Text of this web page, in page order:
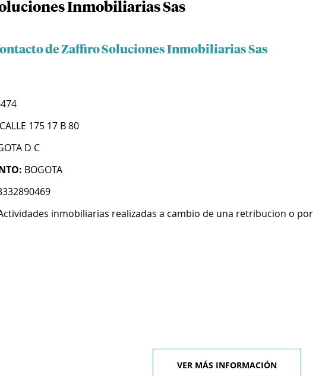
Inmobiliarias Sas
de Zaffiro Soluciones Inmobiliarias Sas
CALLE 175 17 B 80
D C
BOGOTA
inmobiliarias realizadas a cambio de una retribucion o por
VER MÁS INFORMACIÓN